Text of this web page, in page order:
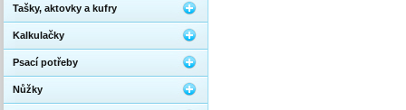
Tašky, aktovky a kufry
Kalkulačky
Psací potřeby
Nůžky